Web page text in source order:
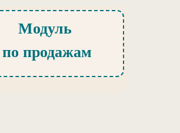
Модуль
по продажам